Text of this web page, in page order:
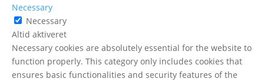
Necessary
Necessary
Altid aktiveret
Necessary cookies are absolutely essential for the website to
function properly. This category only includes cookies that
ensures basic functionalities and security features of the